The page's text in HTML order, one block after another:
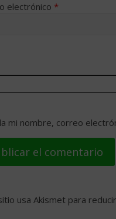
electrónico *
mi nombre, correo
usa Akismet para